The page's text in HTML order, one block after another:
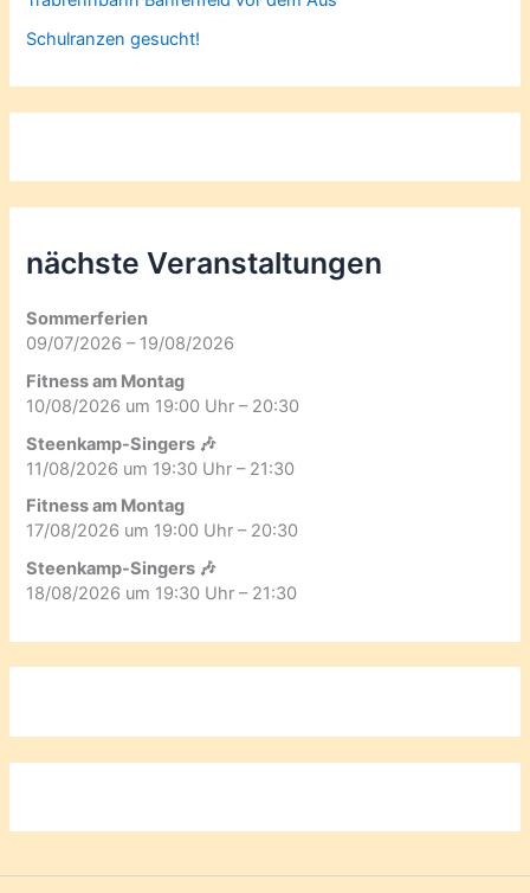
Schulranzen gesucht!
nächste Veranstaltungen
Sommerferien
09/07/2026 – 19/08/2026
Fitness am Montag
10/08/2026 um 19:00 Uhr – 20:30
Steenkamp-Singers 🎶
11/08/2026 um 19:30 Uhr – 21:30
Fitness am Montag
17/08/2026 um 19:00 Uhr – 20:30
Steenkamp-Singers 🎶
18/08/2026 um 19:30 Uhr – 21:30